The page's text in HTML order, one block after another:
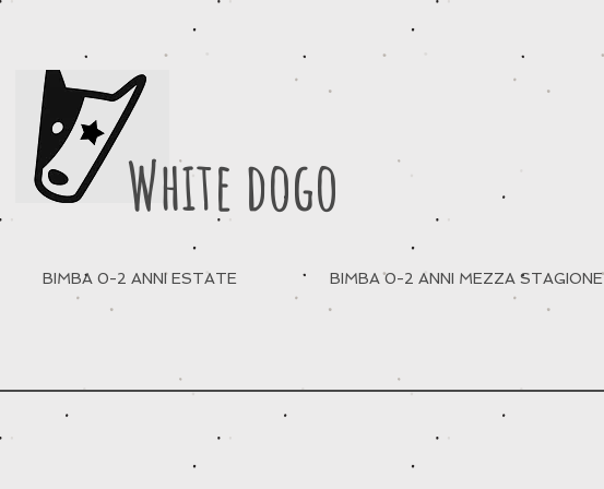
White dogo
BIMBA 0-2 ANNI ESTATE BIMBA 0-2 ANNI MEZZA STAGIONE